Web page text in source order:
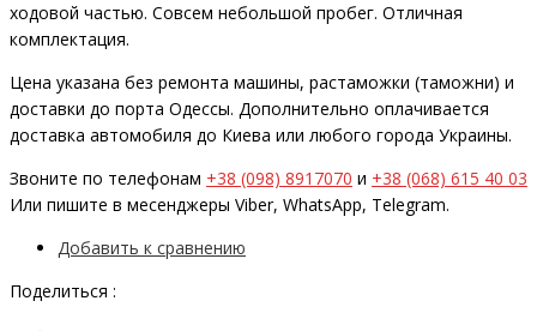
ходовой частью. Совсем небольшой пробег. Отличная
комплектация.
Цена указана без ремонта машины, растаможки (таможни) и
доставки до порта Одессы. Дополнительно оплачивается
доставка автомобиля до Киева или любого города Украины.
Звоните по телефонам +38 (098) 8917070 и +38 (068) 615 40 03
Или пишите в месенджеры Viber, WhatsApp, Telegram.
Добавить к сравнению
Поделиться :